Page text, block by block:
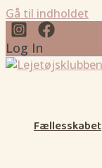
Gå til indholdet
Log In
Fællesskabet